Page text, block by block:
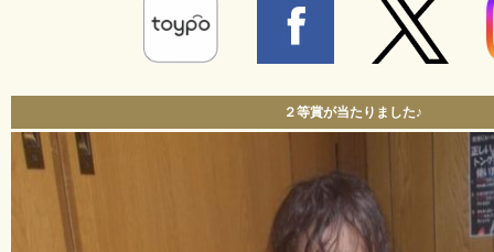
２等賞が当たりました♪